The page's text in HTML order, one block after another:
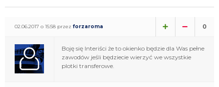
02.06.2017 o 15:58 przez forzaroma 0
Boję się Interiści że to okienko będzie dla Was pełne
zawodów jeśli będziecie wierzyć we wszystkie
plotki transferowe.